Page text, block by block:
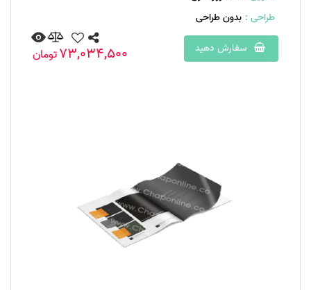
طراحی : بدون طراحی
سفارش دهید
73,034,500تومان